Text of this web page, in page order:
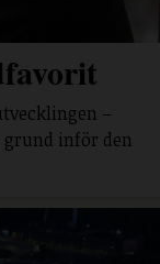
–
inför den